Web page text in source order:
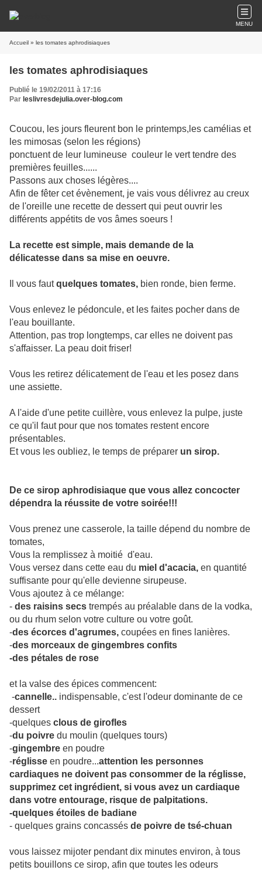
MENU
Accueil » les tomates aphrodisiaques
les tomates aphrodisiaques
Publié le 19/02/2011 à 17:16
Par leslivresdejulia.over-blog.com
Coucou, les jours fleurent bon le printemps,les camélias et
les mimosas (selon les régions)
ponctuent de leur lumineuse couleur le vert tendre des
premières feuilles......
Passons aux choses légères....
Afin de fêter cet évènement, je vais vous délivrez au creux
de l'oreille une recette de dessert qui peut ouvrir les
différents appétits de vos âmes soeurs !
La recette est simple, mais demande de la
délicatesse dans sa mise en oeuvre.
Il vous fautquelques tomates, bien ronde, bien ferme.
Vous enlevez le pédoncule, et les faites pocher dans de
l'eau bouillante.
Attention, pas trop longtemps, car elles ne doivent pas
s'affaisser. La peau doit friser!
Vous les retirez délicatement de l'eau et les posez dans
une assiette.
A l'aide d'une petite cuillère, vous enlevez la pulpe, juste
ce qu'il faut pour que nos tomates restent encore
présentables.
Et vous les oubliez, le temps de préparer un sirop.
De ce sirop aphrodisiaque que vous allez concocter
dépendra la réussite de votre soirée!!!
Vous prenez une casserole, la taille dépend du nombre de
tomates,
Vous la remplissez à moitié d'eau.
Vous versez dans cette eau du miel d'acacia, en quantité
suffisante pour qu'elle devienne sirupeuse.
Vous ajoutez à ce mélange:
- des raisins secs trempés au préalable dans de la vodka,
ou du rhum selon votre culture ou votre goût.
-des écorces d'agrumes, coupées en fines lanières.
-des morceaux de gingembres confits
-des pétales de rose
et la valse des épices commencent:
-cannelle.. indispensable, c'est l'odeur dominante de ce
dessert
-quelques clous de girofles
-du poivre du moulin (quelques tours)
-gingembre en poudre
-réglisse en poudre...attention les personnes
cardiaques ne doivent pas consommer de la réglisse,
supprimez cet ingrédient, si vous avez un cardiaque
dans votre entourage, risque de palpitations.
-quelques étoiles de badiane
- quelques grains concassés de poivre de tsé-chuan
vous laissez mijoter pendant dix minutes environ, à tous
petits bouillons ce sirop, afin que toutes les odeurs